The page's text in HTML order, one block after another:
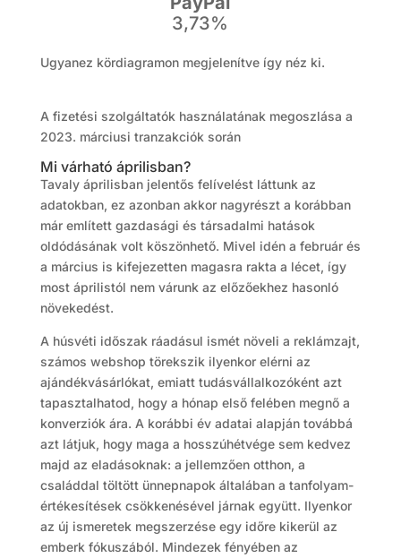
3,73%
Ugyanez kördiagramon megjelenítve így néz ki.
A fizetési szolgáltatók használatának megoszlása a
2023. márciusi tranzakciók során
Mi várható áprilisban?
Tavaly áprilisban jelentős felívelést láttunk az
adatokban, ez azonban akkor nagyrészt a korábban
már említett gazdasági és társadalmi hatások
oldódásának volt köszönhető. Mivel idén a február és
a március is kifejezetten magasra rakta a lécet, így
most áprilistól nem várunk az előzőekhez hasonló
növekedést.
A húsvéti időszak ráadásul ismét növeli a reklámzajt,
számos webshop törekszik ilyenkor elérni az
ajándékvásárlókat, emiatt tudásvállalkozóként azt
tapasztalhatod, hogy a hónap első felében megnő a
konverziók ára. A korábbi év adatai alapján továbbá
azt látjuk, hogy maga a hosszúhétvége sem kedvez
majd az eladásoknak: a jellemzően otthon, a
családdal töltött ünnepnapok általában a tanfolyam-
értékesítések csökkenésével járnak együtt. Ilyenkor
az új ismeretek megszerzése egy időre kikerül az
emberk fókuszából. Mindezek fényében az